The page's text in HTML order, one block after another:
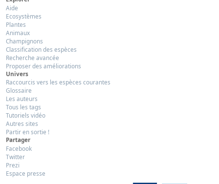
Aide
Ecosystèmes
Plantes
Animaux
Champignons
Classification des espèces
Recherche avancée
Proposer des améliorations
Univers
Raccourcis vers les espèces courantes
Glossaire
Les auteurs
Tous les tags
Tutoriels vidéo
Autres sites
Partir en sortie !
Partager
Facebook
Twitter
Prezi
Espace presse